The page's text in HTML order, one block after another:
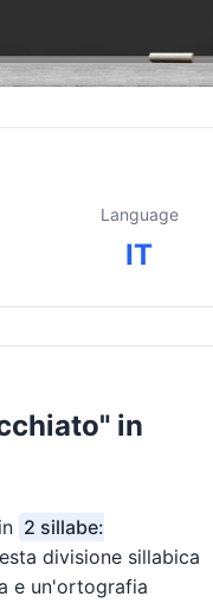
Language
IT
in
2 sillabe:
divisione sillabica
e un'ortografia